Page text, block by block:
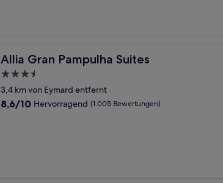
Allia Gran Pampulha Suites
Allia Gran Pampulha Suites
3.5-
Sterne-
Unterkunft
3,4 km von Eymard entfernt
8.6
8,6/10 Hervorragend (1.005 Bewertungen)